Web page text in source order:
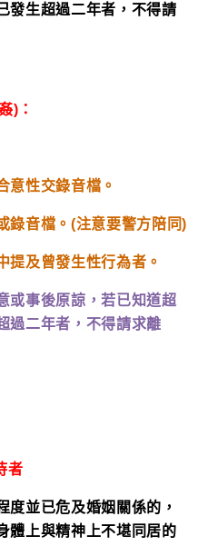
發生超過二年者，不得請
)：
意性交錄音檔。
錄音檔。(注意要警方陪同)
提及曾發生性行為者。
或事後原諒，若已知道超
過二年者，不得請求離
者
度並已危及婚姻關係的，
體上與精神上不堪同居的